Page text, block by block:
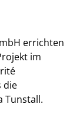
errichten
im
die
Tunstall.